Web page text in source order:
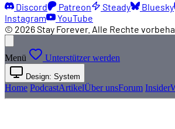
Discord Patreon Steady Bluesky
Instagram
YouTube
© 2026 Stay Forever. Alle Rechte
Menü Unterstützer werden
Design: System
Home PodcastArtikelÜber unsForum Insider